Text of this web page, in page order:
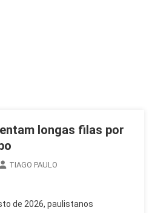
longas filas por
TIAGO PAULO
de 2026, paulistanos